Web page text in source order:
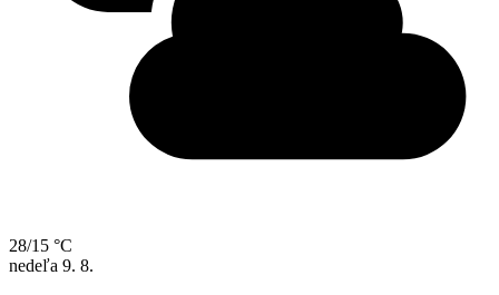
28/15 °C
nedeľa 9. 8.